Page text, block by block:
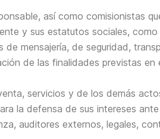
así como comisionistas
y sus estatutos sociales, como
mensajería, de seguridad,
de las finalidades previstas en
servicios y de los demás
la defensa de sus intereses ante
auditores externos, legales,